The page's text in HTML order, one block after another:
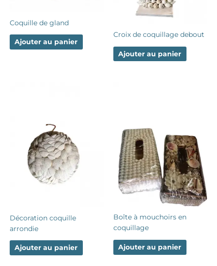
Coquille de gland
Ajouter au panier
Croix de coquillage debout
Ajouter au panier
Décoration coquille
arrondie
Ajouter au panier
Boîte à mouchoirs en
coquillage
Ajouter au panier